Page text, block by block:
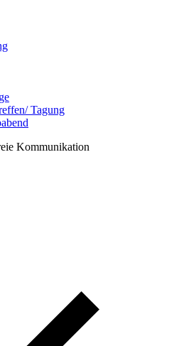
Tagung
Kommunikation